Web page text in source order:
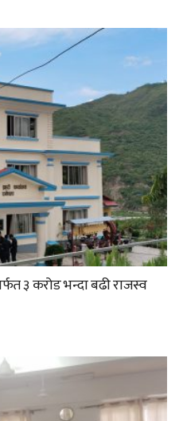
३ करोड भन्दा बढी राजस्व